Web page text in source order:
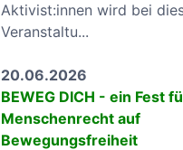
Aktivist:innen wird bei
Veranstaltu...
20.06.2026
BEWEG DICH - ein Fest
Menschenrecht auf
Bewegungsfreiheit